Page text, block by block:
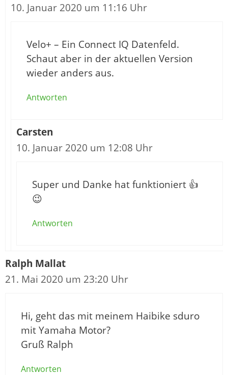
10. Januar 2020 um 11:16 Uhr
Velo+ – Ein Connect IQ Datenfeld.
Schaut aber in der aktuellen Version
wieder anders aus.
Antworten
Carsten
10. Januar 2020 um 12:08 Uhr
Super und Danke hat funktioniert 👍
😉
Antworten
Ralph Mallat
21. Mai 2020 um 23:20 Uhr
Hi, geht das mit meinem Haibike sduro
mit Yamaha Motor?
Gruß Ralph
Antworten